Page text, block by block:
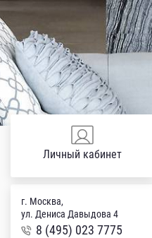
г. Москва,
ул. Дениса Давыдова 4
8 (495) 023 7775
Личный кабинет